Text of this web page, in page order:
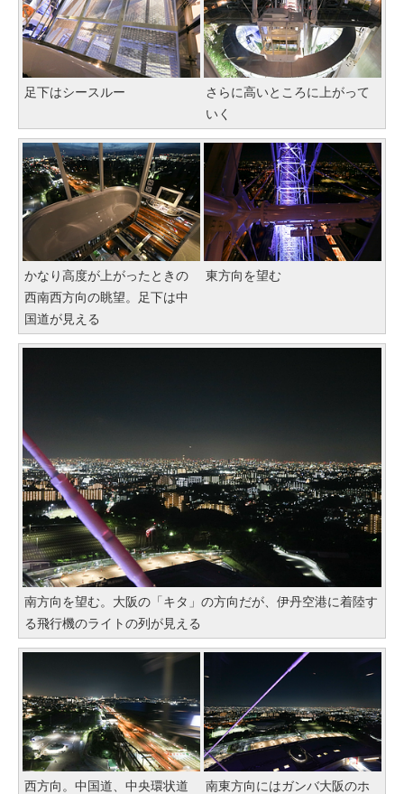
足下はシースルー
さらに高いところに上がって
いく
かなり高度が上がったときの
西南西方向の眺望。足下は中
国道が見える
東方向を望む
南方向を望む。大阪の「キタ」の方向だが、伊丹空港に着陸す
る飛行機のライトの列が見える
西方向。中国道、中央環状道
南東方向にはガンバ大阪のホ